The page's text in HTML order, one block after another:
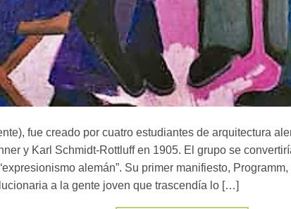
fue creado por cuatro estudiantes de arquitectura
y Karl Schmidt-Rottluff en 1905. El grupo se
alemán”. Su primer manifiesto,
a la gente joven que trascendía lo […]